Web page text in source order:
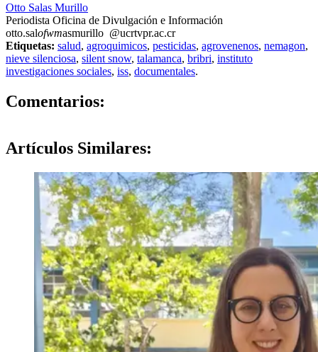
Otto Salas Murillo
Periodista Oficina de Divulgación e Información
otto.salofwmasmurillo @ucrtvpr.ac.cr
Etiquetas: salud, agroquimicos, pesticidas, agrovenenos, nemagon,
nieve silenciosa, silent snow, talamanca, bribri, instituto
investigaciones sociales, iss, documentales.
Comentarios:
Artículos Similares: